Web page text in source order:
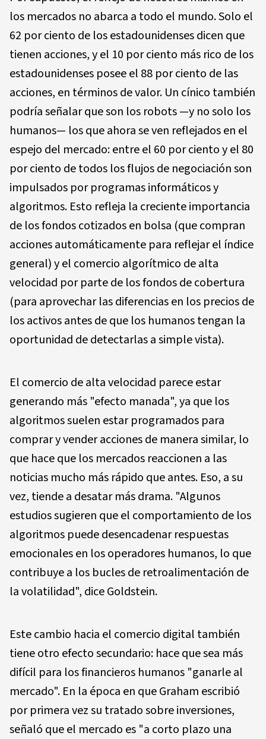
los mercados no abarca a todo el mundo. Solo el
62 por ciento de los estadounidenses dicen que
tienen acciones, y el 10 por ciento más rico de los
estadounidenses posee el 88 por ciento de las
acciones, en términos de valor. Un cínico también
podría señalar que son los robots —y no solo los
humanos— los que ahora se ven reflejados en el
espejo del mercado: entre el 60 por ciento y el 80
por ciento de todos los flujos de negociación son
impulsados por programas informáticos y
algoritmos. Esto refleja la creciente importancia
de los fondos cotizados en bolsa (que compran
acciones automáticamente para reflejar el índice
general) y el comercio algorítmico de alta
velocidad por parte de los fondos de cobertura
(para aprovechar las diferencias en los precios de
los activos antes de que los humanos tengan la
oportunidad de detectarlas a simple vista).
El comercio de alta velocidad parece estar
generando más "efecto manada", ya que los
algoritmos suelen estar programados para
comprar y vender acciones de manera similar, lo
que hace que los mercados reaccionen a las
noticias mucho más rápido que antes. Eso, a su
vez, tiende a desatar más drama. "Algunos
estudios sugieren que el comportamiento de los
algoritmos puede desencadenar respuestas
emocionales en los operadores humanos, lo que
contribuye a los bucles de retroalimentación de
la volatilidad", dice Goldstein.
Este cambio hacia el comercio digital también
tiene otro efecto secundario: hace que sea más
difícil para los financieros humanos "ganarle al
mercado". En la época en que Graham escribió
por primera vez su tratado sobre inversiones,
señaló que el mercado es "a corto plazo una